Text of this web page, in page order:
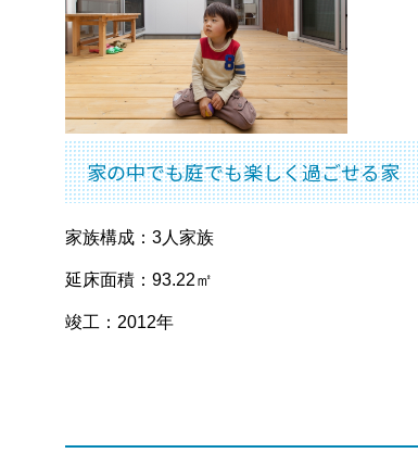
家の中でも庭でも楽しく過ごせる家
家族構成：3人家族
延床面積：93.22㎡
竣工：2012年